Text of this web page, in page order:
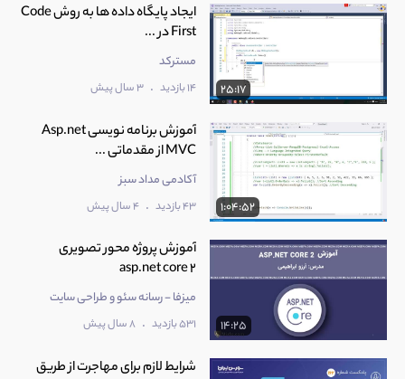
25:17
ایجاد پایگاه داده ها به روش Code
First در ...
مسترکد
14 بازدید . 3 سال پیش
1:04:52
آموزش برنامه نویسی Asp.net
MVC از مقدماتی ...
آکادمی مداد سبز
43 بازدید . 4 سال پیش
14:25
آموزش پروژه محور تصویری
asp.net core 2
میزفا - رسانه سئو و طراحی سایت
531 بازدید . 8 سال پیش
شرایط لازم برای مهاجرت از طریق